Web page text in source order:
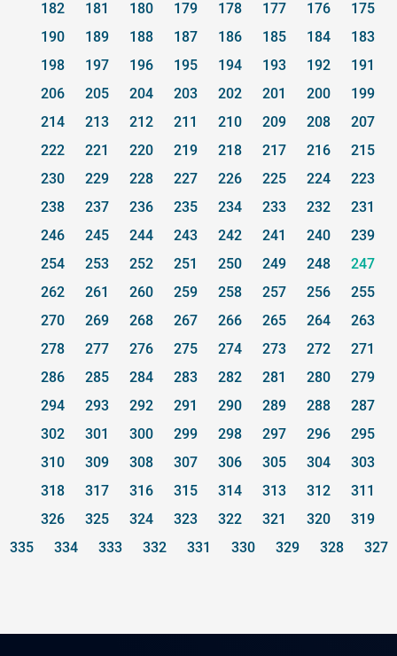
175
176
177
178
179
180
181
182
183
184
185
186
187
188
189
190
191
192
193
194
195
196
197
198
199
200
201
202
203
204
205
206
207
208
209
210
211
212
213
214
215
216
217
218
219
220
221
222
223
224
225
226
227
228
229
230
231
232
233
234
235
236
237
238
239
240
241
242
243
244
245
246
247
248
249
250
251
252
253
254
255
256
257
258
259
260
261
262
263
264
265
266
267
268
269
270
271
272
273
274
275
276
277
278
279
280
281
282
283
284
285
286
287
288
289
290
291
292
293
294
295
296
297
298
299
300
301
302
303
304
305
306
307
308
309
310
311
312
313
314
315
316
317
318
319
320
321
322
323
324
325
326
327
328
329
330
331
332
333
334
335